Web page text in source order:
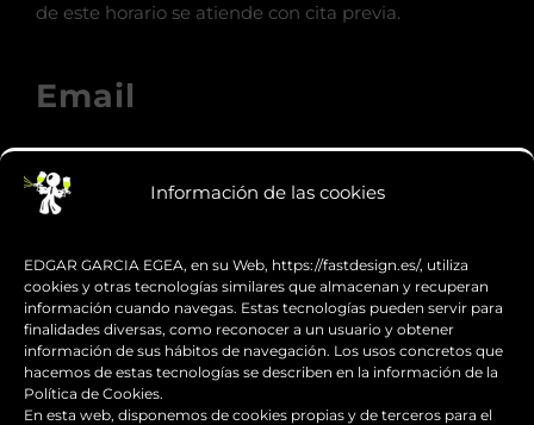
Información de las cookies
EDGAR GARCIA EGEA, en su Web, https://fastdesign.es/, utiliza
cookies y otras tecnologías similares que almacenan y recuperan
información cuando navegas. Estas tecnologías pueden servir para
finalidades diversas, como reconocer a un usuario y obtener
información de sus hábitos de navegación. Los usos concretos que
hacemos de estas tecnologías se describen en la información de la
Política de Cookies.
En esta web, disponemos de cookies propias y de terceros para el
de este horario se atiende con cita previa.
Email
info@fastdesign.es
Hablemos
SERVICIOS